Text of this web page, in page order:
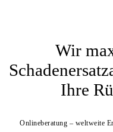
Wir
Ihre
Onlineberatung – weltweite